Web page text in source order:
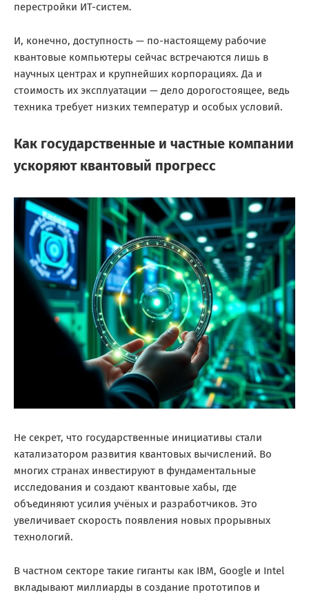
перестройки ИТ-систем.
И, конечно, доступность — по-настоящему рабочие
квантовые компьютеры сейчас встречаются лишь в
научных центрах и крупнейших корпорациях. Да и
стоимость их эксплуатации — дело дорогостоящее, ведь
техника требует низких температур и особых условий.
Как государственные и частные компании
ускоряют квантовый прогресс
Не секрет, что государственные инициативы стали
катализатором развития квантовых вычислений. Во
многих странах инвестируют в фундаментальные
исследования и создают квантовые хабы, где
объединяют усилия учёных и разработчиков. Это
увеличивает скорость появления новых прорывных
технологий.
В частном секторе такие гиганты как IBM, Google и Intel
вкладывают миллиарды в создание прототипов и